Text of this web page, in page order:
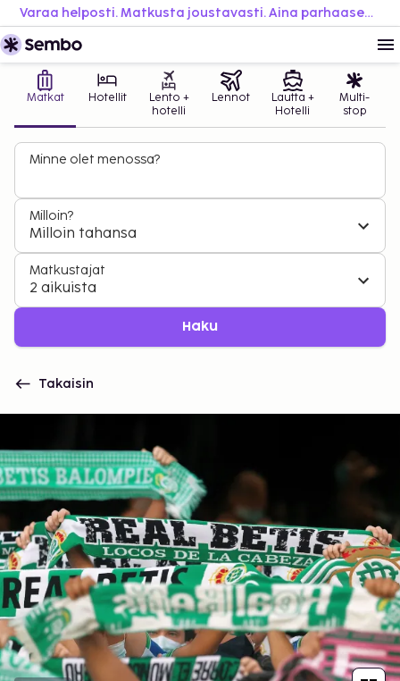
Varaa helposti. Matkusta joustavasti. Aina parhaaseen hintaan.
Matkat Hotellit
Lento +
hotelli
Lennot
Lautta +
Hotelli
Multi-
stop
Minne olet menossa?
Milloin?
Milloin tahansa
Matkustajat
2 aikuista
Haku
Takaisin